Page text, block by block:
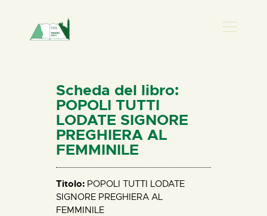
HOME
CHI SIAMO
NEWS
PERCORSI
BIBLIOTECA
ELISA SALERNO
CONTATTI
Scheda del libro:
POPOLI TUTTI
LODATE SIGNORE
PREGHIERA AL
FEMMINILE
Titolo: POPOLI TUTTI LODATE
SIGNORE PREGHIERA AL
FEMMINILE